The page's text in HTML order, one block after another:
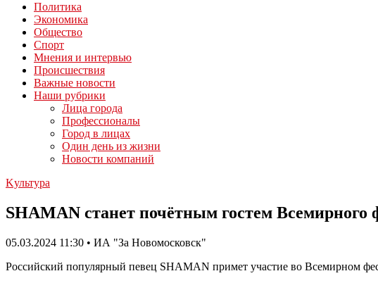
Политика
Экономика
Общество
Спорт
Мнения и интервью
Происшествия
Важные новости
Наши рубрики
Лица города
Профессионалы
Город в лицах
Один день из жизни
Новости компаний
Kультура
SHAMAN станет почётным гостем
05.03.2024 11:30 • ИА "За Новомосковск"
Российский популярный певец SHAMAN примет участие во Всемирном